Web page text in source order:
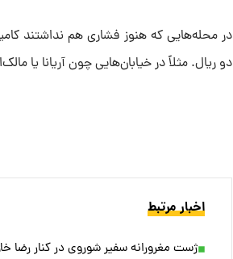
در محله‌هایی که هنوز فشاری هم نداشتند
دو ریال. مثلاً در خیابان‌هایی چون آریانا یا
اخبار مرتبط
ژست مغرورانه سفیر شوروی در کنار رضا